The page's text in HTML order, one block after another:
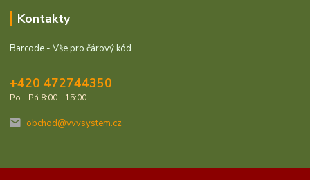
Kontakty
Barcode - Vše pro čárový kód.
+420 472744350
Po - Pá 8:00 - 15:00
obchod@vvvsystem.cz